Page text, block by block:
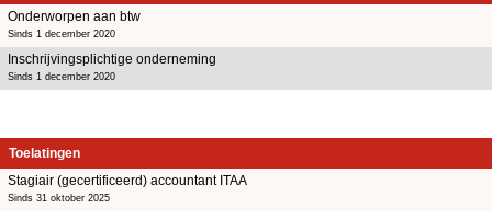
Onderworpen aan btw
Sinds 1 december 2020
Inschrijvingsplichtige onderneming
Sinds 1 december 2020
Toelatingen
Stagiair (gecertificeerd) accountant ITAA
Sinds 31 oktober 2025